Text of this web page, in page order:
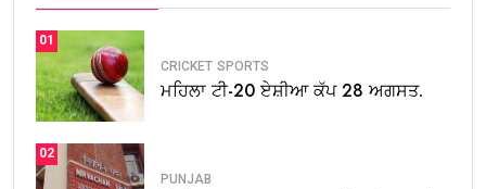
01
CRICKET SPORTS
ਮਹਿਲਾ ਟੀ-20 ਏਸ਼ੀਆ ਕੱਪ 28 ਅਗਸਤ.
02
PUNJAB